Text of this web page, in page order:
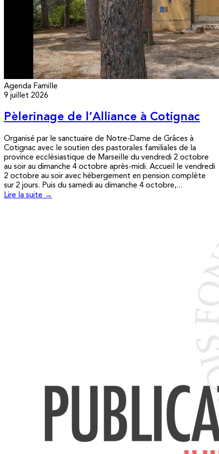
Agenda Famille
9 juillet 2026
Pèlerinage de l’Alliance à Cotignac
Organisé par le sanctuaire de Notre-Dame de Grâces à
Cotignac avec le soutien des pastorales familiales de la
province ecclésiastique de Marseille du vendredi 2 octobre
au soir au dimanche 4 octobre après-midi. Accueil le vendredi
2 octobre au soir avec hébergement en pension complète
sur 2 jours. Puis du samedi au dimanche 4 octobre,...
Lire la suite →